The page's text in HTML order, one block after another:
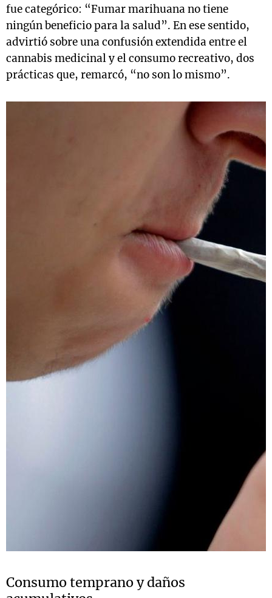
fue categórico: “Fumar marihuana no tiene
ningún beneficio para la salud”. En ese sentido,
advirtió sobre una confusión extendida entre el
cannabis medicinal y el consumo recreativo, dos
prácticas que, remarcó, “no son lo mismo”.
Consumo temprano y daños